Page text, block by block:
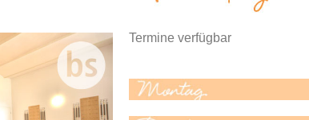
Termine verfügbar